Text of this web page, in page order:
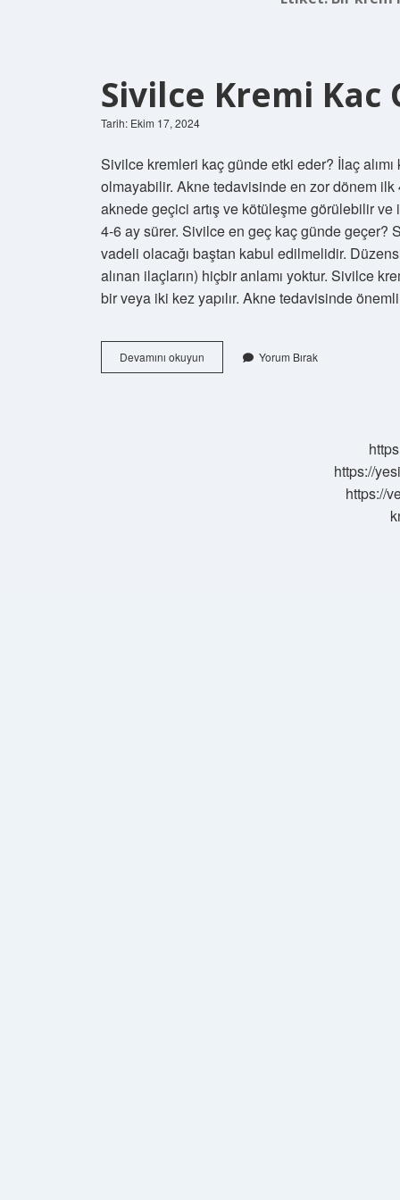
Sivilce Kremi Kac
Tarih: Ekim 17, 2024
Sivilce kremleri kaç günde etki eder? İlaç
olmayabilir. Akne tedavisinde en zor dönem ilk
aknede geçici artış ve kötüleşme görülebilir
4-6 ay sürer. Sivilce en geç kaç günde geçer?
vadeli olacağı baştan kabul edilmelidir.
alınan ilaçların) hiçbir anlamı yoktur. Sivilce
bir veya iki kez yapılır. Akne tedavisinde
Devamını okuyun
Kremi
Yorum Bırak
https://
https://